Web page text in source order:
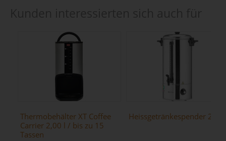
Thermobehälter XT Coffee
Carrier 2,00 l / bis zu 15
Tassen
Heissgetränkespender 20L